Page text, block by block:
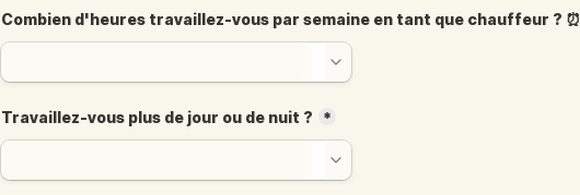
Combien d'heures travaillez-vous par semaine en tant que chauffeur ? ⏰
Travaillez-vous plus de jour ou de nuit ? *